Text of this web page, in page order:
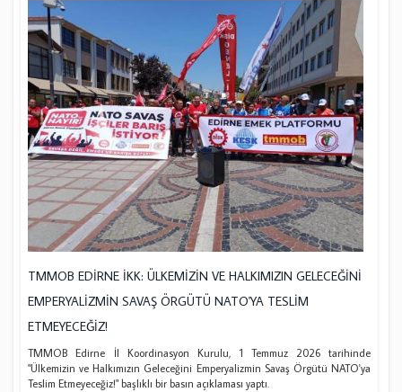
TMMOB EDİRNE İKK: ÜLKEMİZİN VE HALKIMIZIN GELECEĞİNİ
EMPERYALİZMİN SAVAŞ ÖRGÜTÜ NATO'YA TESLİM
ETMEYECEĞİZ!
​TMMOB Edirne İl Koordinasyon Kurulu, 1 Temmuz 2026 tarihinde
"Ülkemizin ve Halkımızın Geleceğini Emperyalizmin Savaş Örgütü NATO'ya
Teslim Etmeyeceğiz!" başlıklı bir basın açıklaması yaptı.